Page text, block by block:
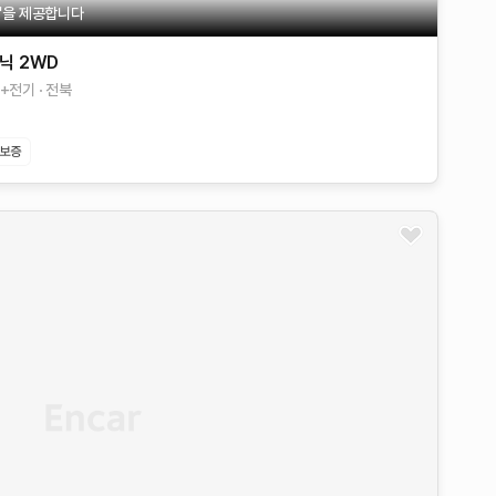
제공합니다
2WD
전기 전북